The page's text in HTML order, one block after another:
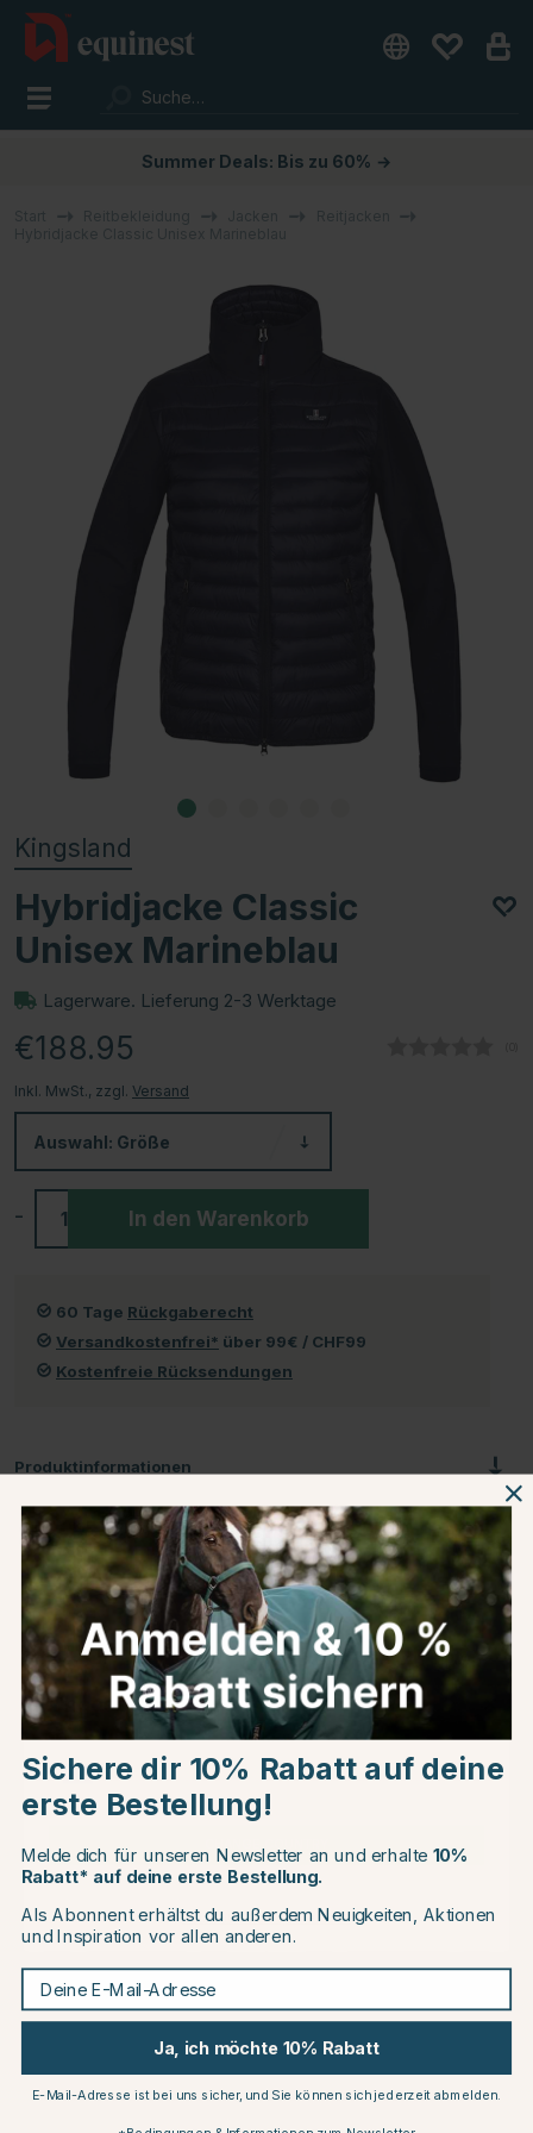
Summer Deals: Bis zu 60% →
Kingsland
Hybridjacke Classic
Unisex Marineblau
Lagerware. Lieferung 2-3 Werktage
€188.95
Inkl. MwSt., zzgl. Versand
Auswahl: Größe
- In den Warenkorb
60 Tage Rückgaberecht
Versandkostenfrei* über 99€ / CHF99
Kostenfreie Rücksendungen
Produktinformationen
Über die Marke
Kundenbewertungen
Andere Produkte, die Ihnen gefallen könnten
KINGSLAND
€198.95
KINGSLAND
Bewertung: 4.4 von 5
Choose country
EU
Continue to equinest.de
Sichere dir 10% Rabatt auf deine
erste Bestellung!
Melde dich für unseren Newsletter an und erhalte 10%
Rabatt* auf deine erste Bestellung.
Als Abonnent erhältst du außerdem Neuigkeiten, Aktionen
und Inspiration vor allen anderen.
Deine E-Mail-Adresse
Ja, ich möchte 10% Rabatt
E-Mail-Adresse ist bei uns sicher, und Sie können sich jederzeit abmelden.